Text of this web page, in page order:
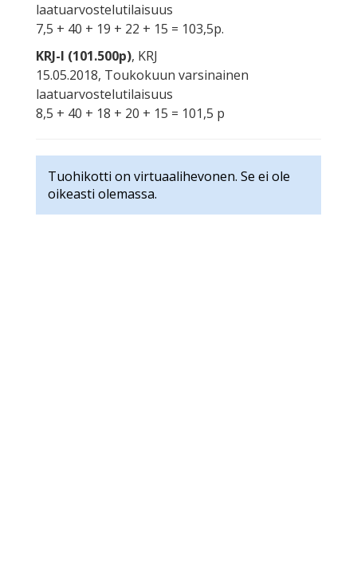
laatuarvostelutilaisuus
7,5 + 40 + 19 + 22 + 15 = 103,5p.
KRJ-I (101.500p), KRJ
15.05.2018, Toukokuun varsinainen
laatuarvostelutilaisuus
8,5 + 40 + 18 + 20 + 15 = 101,5 p
Tuohikotti on virtuaalihevonen. Se ei ole
oikeasti olemassa.